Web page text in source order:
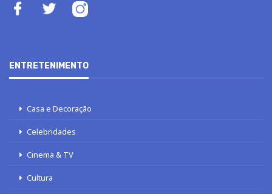
ENTRETENIMENTO
Casa e Decoração
Celebridades
Cinema & TV
Cultura